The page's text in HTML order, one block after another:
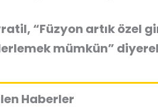
“Füzyon artık özel
mümkün”
Haberler